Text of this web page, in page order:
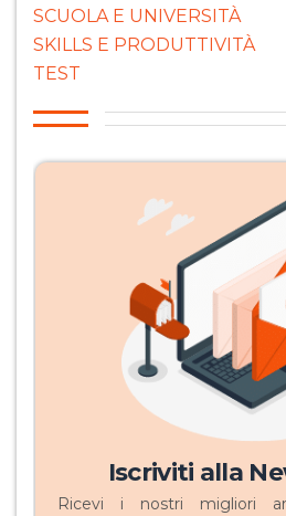
SCUOLA E UNIVERSITÀ
SKILLS E PRODUTTIVITÀ
TEST
Iscriviti alla
Ricevi i nostri migliori